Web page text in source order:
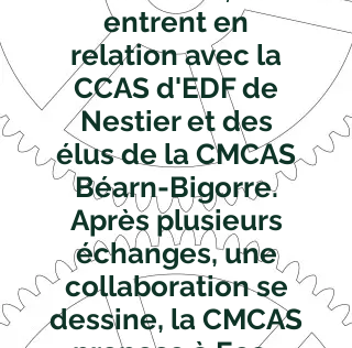
entrent en
relation avec la
CCAS d'EDF de
Nestier et des
élus de la CMCAS
Béarn-Bigorre.
Après plusieurs
échanges, une
collaboration se
dessine, la CMCAS